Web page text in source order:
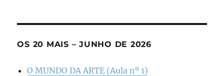
OS 20 MAIS – JUNHO DE 2026
O MUNDO DA ARTE (Aula nº 1)